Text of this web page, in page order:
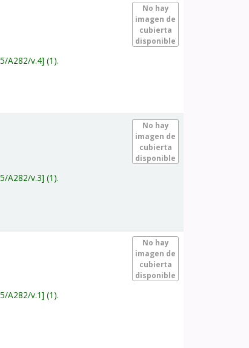
No hay
imagen de
cubierta
disponible
A282/v.4 (1).
No hay
imagen de
cubierta
disponible
A282/v.3 (1).
No hay
imagen de
cubierta
disponible
A282/v.1 (1).